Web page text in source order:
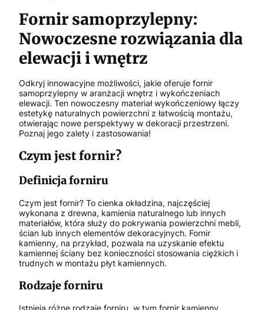
Fornir samoprzylepny:
Nowoczesne rozwiązania dla
elewacji i wnętrz
Odkryj innowacyjne możliwości, jakie oferuje fornir
samoprzylepny w aranżacji wnętrz i wykończeniach
elewacji. Ten nowoczesny materiał wykończeniowy łączy
estetykę naturalnych powierzchni z łatwością montażu,
otwierając nowe perspektywy w dekoracji przestrzeni.
Poznaj jego zalety i zastosowania!
Czym jest fornir?
Definicja forniru
Czym jest fornir? To cienka okładzina, najczęściej
wykonana z drewna, kamienia naturalnego lub innych
materiałów, która służy do pokrywania powierzchni mebli,
ścian lub innych elementów dekoracyjnych. Fornir
kamienny, na przykład, pozwala na uzyskanie efektu
kamiennej ściany bez konieczności stosowania ciężkich i
trudnych w montażu płyt kamiennych.
Rodzaje forniru
Istnieją różne rodzaje forniru, w tym fornir kamienny